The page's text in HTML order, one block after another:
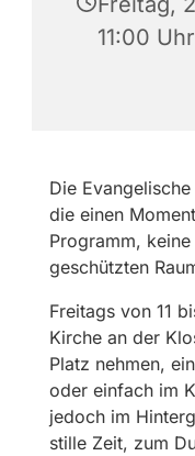
11:00 Uhr
Die
die einen
Programm,
geschützten
Freitags von 11
Kirche an der
Platz nehmen,
oder einfach im
jedoch im
stille Zeit, zum